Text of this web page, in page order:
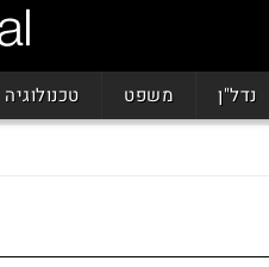
נדל"ן משפט טכנולוגיה